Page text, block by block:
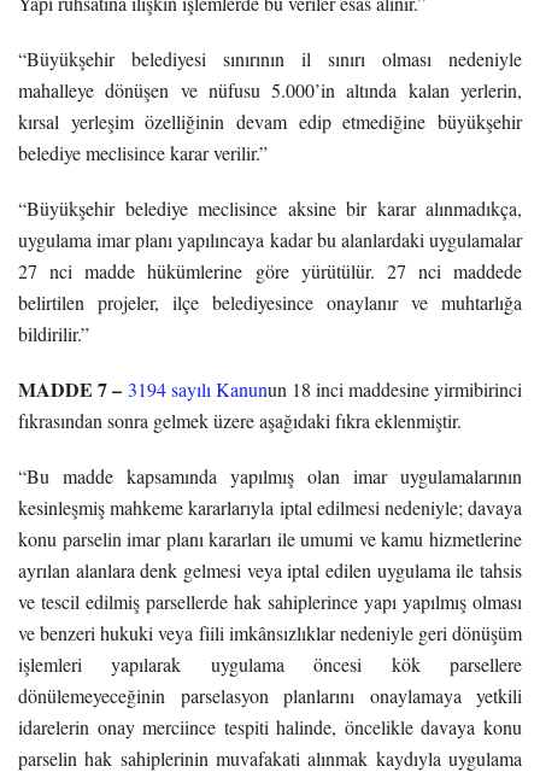
“Büyükşehir belediyesi sınırının il sınırı olması nedeniyle
mahalleye dönüşen ve nüfusu 5.000’in altında kalan yerlerin,
kırsal yerleşim özelliğinin devam edip etmediğine büyükşehir
belediye meclisince karar verilir.”
“Büyükşehir belediye meclisince aksine bir karar alınmadıkça,
uygulama imar planı yapılıncaya kadar bu alanlardaki uygulamalar
27 nci madde hükümlerine göre yürütülür. 27 nci maddede
belirtilen projeler, ilçe belediyesince onaylanır ve muhtarlığa
bildirilir.”
MADDE 7 – 3194 sayılı Kanunun 18 inci maddesine yirmibirinci
fıkrasından sonra gelmek üzere aşağıdaki fıkra eklenmiştir.
“Bu madde kapsamında yapılmış olan imar uygulamalarının
kesinleşmiş mahkeme kararlarıyla iptal edilmesi nedeniyle; davaya
konu parselin imar planı kararları ile umumi ve kamu hizmetlerine
ayrılan alanlara denk gelmesi veya iptal edilen uygulama ile tahsis
ve tescil edilmiş parsellerde hak sahiplerince yapı yapılmış olması
ve benzeri hukuki veya fiili imkânsızlıklar nedeniyle geri dönüşüm
işlemleri yapılarak uygulama öncesi kök parsellere
dönülemeyeceğinin parselasyon planlarını onaylamaya yetkili
idarelerin onay merciince tespiti halinde, öncelikle davaya konu
parselin hak sahiplerinin muvafakati alınmak kaydıyla uygulama